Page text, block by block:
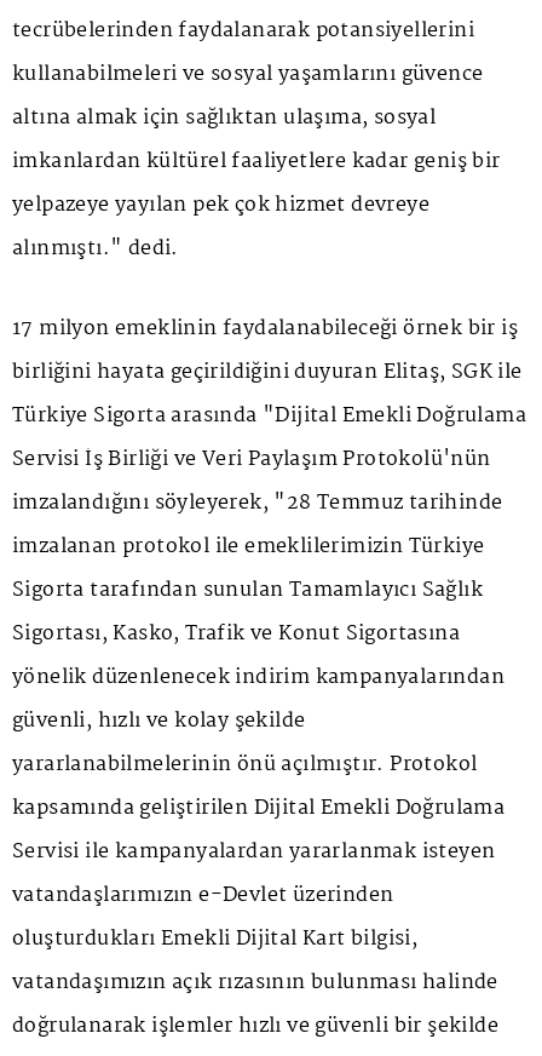
tecrübelerinden faydalanarak potansiyellerini
kullanabilmeleri ve sosyal yaşamlarını güvence
altına almak için sağlıktan ulaşıma, sosyal
imkanlardan kültürel faaliyetlere kadar geniş bir
yelpazeye yayılan pek çok hizmet devreye
alınmıştı." dedi.
17 milyon emeklinin faydalanabileceği örnek bir iş
birliğini hayata geçirildiğini duyuran Elitaş, SGK ile
Türkiye Sigorta arasında "Dijital Emekli Doğrulama
Servisi İş Birliği ve Veri Paylaşım Protokolü'nün
imzalandığını söyleyerek, "28 Temmuz tarihinde
imzalanan protokol ile emeklilerimizin Türkiye
Sigorta tarafından sunulan Tamamlayıcı Sağlık
Sigortası, Kasko, Trafik ve Konut Sigortasına
yönelik düzenlenecek indirim kampanyalarından
güvenli, hızlı ve kolay şekilde
yararlanabilmelerinin önü açılmıştır. Protokol
kapsamında geliştirilen Dijital Emekli Doğrulama
Servisi ile kampanyalardan yararlanmak isteyen
vatandaşlarımızın e-Devlet üzerinden
oluşturdukları Emekli Dijital Kart bilgisi,
vatandaşımızın açık rızasının bulunması halinde
doğrulanarak işlemler hızlı ve güvenli bir şekilde